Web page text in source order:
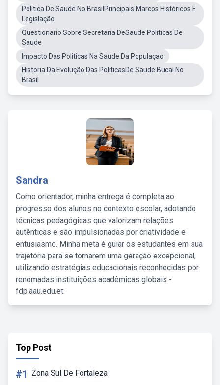
Politica De Saude No BrasilPrincipais Marcos Históricos E
Legislação
Questionario Sobre Secretaria DeSaude Politicas De
Saude
Impacto Das Politicas Na Saude Da Populaçao
Historia Da Evolução Das PoliticasDe Saude Bucal No
Brasil
Sandra
Como orientador, minha entrega é completa ao
progresso dos alunos no contexto escolar, adotando
técnicas pedagógicas que valorizam relações
autênticas e são impulsionadas por criatividade e
entusiasmo. Minha meta é guiar os estudantes em sua
trajetória para se tornarem uma geração excepcional,
utilizando estratégias educacionais reconhecidas por
renomadas instituições acadêmicas globais -
fdp.aau.edu.et.
Top Post
#1 Zona Sul De Fortaleza